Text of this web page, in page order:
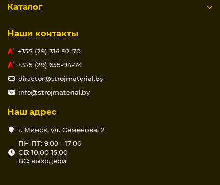
Каталог
Наши контакты
+375 (29) 316-92-70
+375 (29) 655-94-74
director@strojmaterial.by
info@strojmaterial.by
Наш адрес
г. Минск, ул. Семенова, 2
ПН-ПТ: 9:00 - 17:00
СБ: 10:00-15:00
ВС: выходной